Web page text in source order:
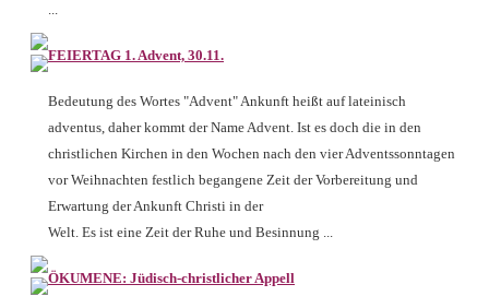
...
FEIERTAG 1. Advent, 30.11.
Bedeutung des Wortes "Advent" Ankunft heißt auf lateinisch
adventus, daher kommt der Name Advent. Ist es doch die in den
christlichen Kirchen in den Wochen nach den vier Adventssonntagen
vor Weihnachten festlich begangene Zeit der Vorbereitung und
Erwartung der Ankunft Christi in der
Welt. Es ist eine Zeit der Ruhe und Besinnung ...
ÖKUMENE: Jüdisch-christlicher Appell